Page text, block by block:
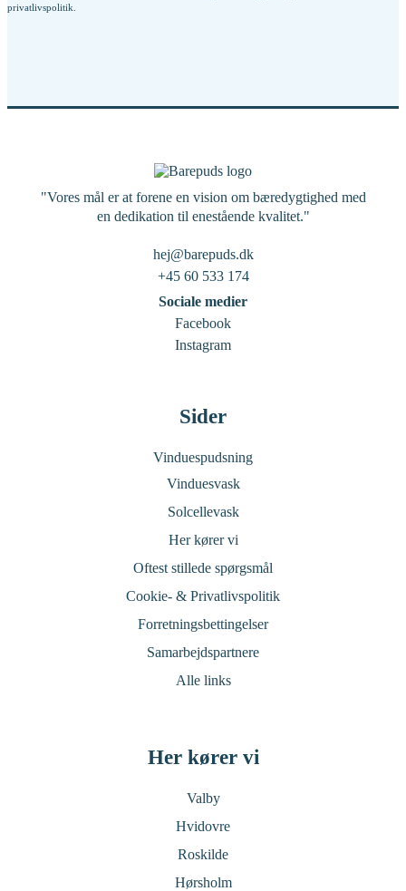
privatlivspolitik
"Vores mål er at forene en vision om bæredygtighed med
en dedikation til enestående kvalitet."
hej@barepuds.dk
+45 60 533 174
Sociale medier
Facebook
Instagram
Sider
Vinduespudsning
Vinduesvask
Solcellevask
Her kører vi
Oftest stillede spørgsmål
Cookie- & Privatlivspolitik
Forretningsbettingelser
Samarbejdspartnere
Alle links
Her kører vi
Valby
Hvidovre
Roskilde
Hørsholm